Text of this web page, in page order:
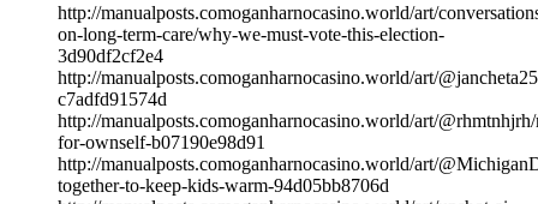
http://manualposts.comoganharnocasino.world/art/
on-long-term-care/why-we-must-vote-this-election-
3d90df2cf2e4
http://manualposts.comoganharnocasino.world/art/
c7adfd91574d
http://manualposts.comoganharnocasino.world/art/
for-ownself-b07190e98d91
http://manualposts.comoganharnocasino.world/art/
together-to-keep-kids-warm-94d05bb8706d